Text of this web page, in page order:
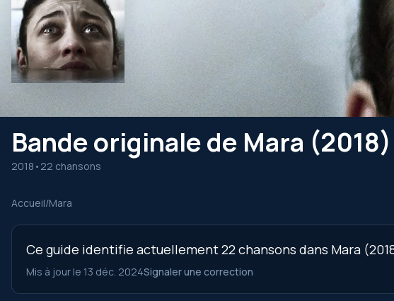
Bande originale de Mara (2018)
2018 • 22 chansons
Accueil/Mara
Ce guide identifie actuellement 22 chansons dans Mara
Mis à jour le 13 déc. 2024Signaler une correction